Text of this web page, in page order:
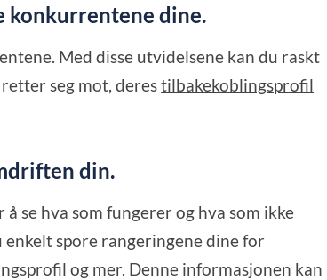
konkurrentene dine.
Med disse utvidelsene kan du raskt
seg mot, derestilbakekoblingsprofil
din.
se hva som fungerer og hva som ikke
spore rangeringene dine for
og mer. Denne informasjonen kan